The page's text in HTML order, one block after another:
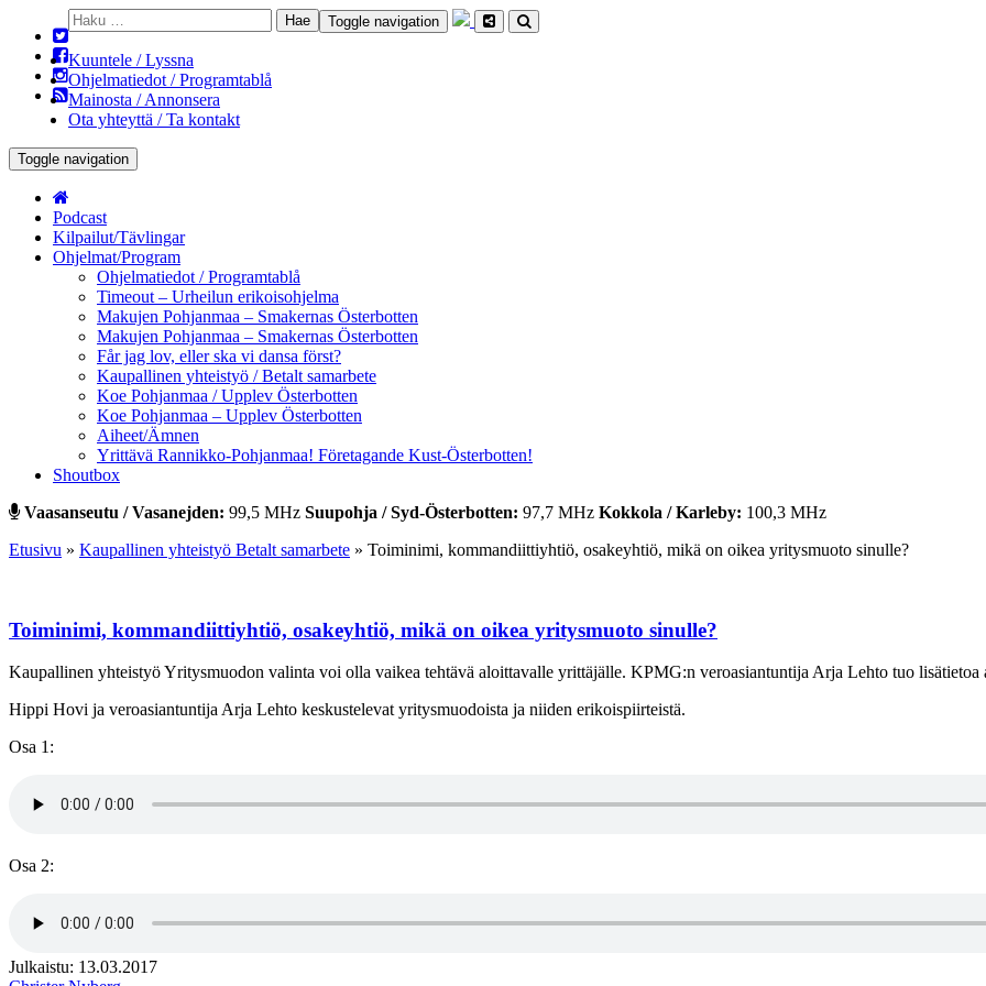
Toggle navigation
Haku:
Kuuntele / Lyssna
Ohjelmatiedot / Programtablå
Mainosta / Annonsera
Ota yhteyttä / Ta kontakt
Toggle navigation
Podcast
Kilpailut/Tävlingar
Ohjelmat/Program
Ohjelmatiedot / Programtablå
Timeout – Urheilun erikoisohjelma
Makujen Pohjanmaa – Smakernas Österbotten
Makujen Pohjanmaa – Smakernas Österbotten
Får jag lov, eller ska vi dansa först?
Kaupallinen yhteistyö / Betalt samarbete
Koe Pohjanmaa / Upplev Österbotten
Koe Pohjanmaa – Upplev Österbotten
Aiheet/Ämnen
Yrittävä Rannikko-Pohjanmaa! Företagande Kust-Österbotten!
Shoutbox
Vaasanseutu / Vasanejden: 99,5 MHz Suupohja / Syd-Österbotten: 97,7 MHz Kokkola / Karleby: 100,3 MHz
Etusivu » Kaupallinen yhteistyö Betalt samarbete » Toiminimi, kommandiittiyhtiö, osakeyhtiö, mikä on oikea yritysmuoto sinulle?
Toiminimi, kommandiittiyhtiö, osakeyhtiö, mikä on oikea yritysmuoto sinulle?
Kaupallinen yhteistyöYritysmuodon valinta voi olla vaikea tehtävä aloittavalle yrittäjälle. KPMG:n veroasiantuntija Arja Lehto tuo lisätietoa
Hippi Hovi ja veroasiantuntija Arja Lehto keskustelevat yritysmuodoista ja niiden erikoispiirteistä.
Osa 1:
Osa 2:
Julkaistu: 13.03.2017